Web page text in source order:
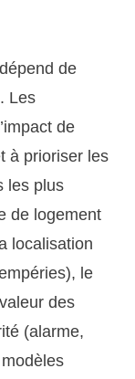
de
Les
de
à prioriser les
les plus
de logement
localisation
le
des
(alarme,